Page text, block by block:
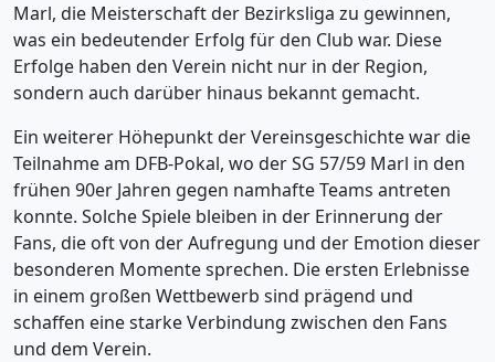
Marl, die Meisterschaft der Bezirksliga zu gewinnen,
was ein bedeutender Erfolg für den Club war. Diese
Erfolge haben den Verein nicht nur in der Region,
sondern auch darüber hinaus bekannt gemacht.
Ein weiterer Höhepunkt der Vereinsgeschichte war die
Teilnahme am DFB-Pokal, wo der SG 57/59 Marl in den
frühen 90er Jahren gegen namhafte Teams antreten
konnte. Solche Spiele bleiben in der Erinnerung der
Fans, die oft von der Aufregung und der Emotion dieser
besonderen Momente sprechen. Die ersten Erlebnisse
in einem großen Wettbewerb sind prägend und
schaffen eine starke Verbindung zwischen den Fans
und dem Verein.